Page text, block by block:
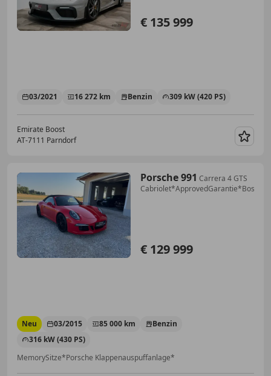
€ 135 999
03/2021 16 272 km Benzin 309 kW (420 PS)
Emirate Boost
AT-7111 Parndorf
Porsche 991 Carrera 4 GTS
Cabriolet*ApprovedGarantie*Bose*
€ 129 999
Neu 03/2015 85 000 km
Benzin
316 kW (430 PS)
MemorySitze*Porsche Klappenauspuffanlage*